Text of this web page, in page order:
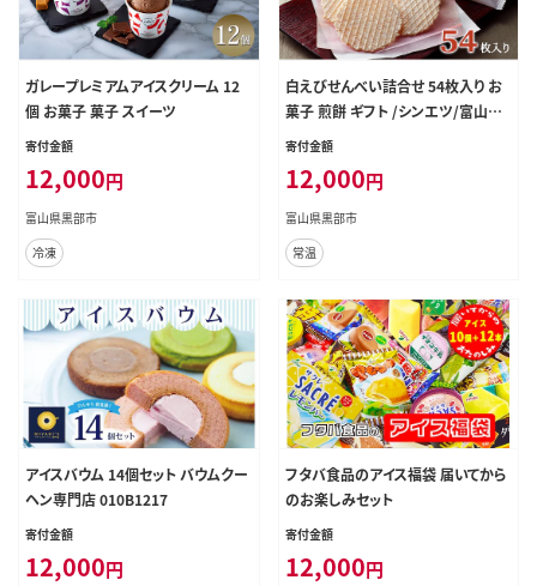
ガレープレミアムアイスクリーム 12
個 お菓子 菓子 スイーツ
寄付金額
12,000円
富山県黒部市
冷凍
白えびせんべい詰合せ 54枚入り お
菓子 煎餅 ギフト /シンエツ/富山県
黒部市 おやつ 個包装 香り 風味 口ど
お茶のお供 加工品
寄付金額
12,000円
富山県黒部市
常温
アイスバウム 14個セット バウムクー
ヘン専門店 010B1217
寄付金額
12,000円
フタバ食品のアイス福袋 届いてから
のお楽しみセット
寄付金額
12,000円